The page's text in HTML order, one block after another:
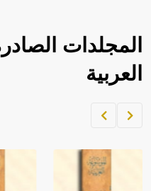
المجلدات
العربية